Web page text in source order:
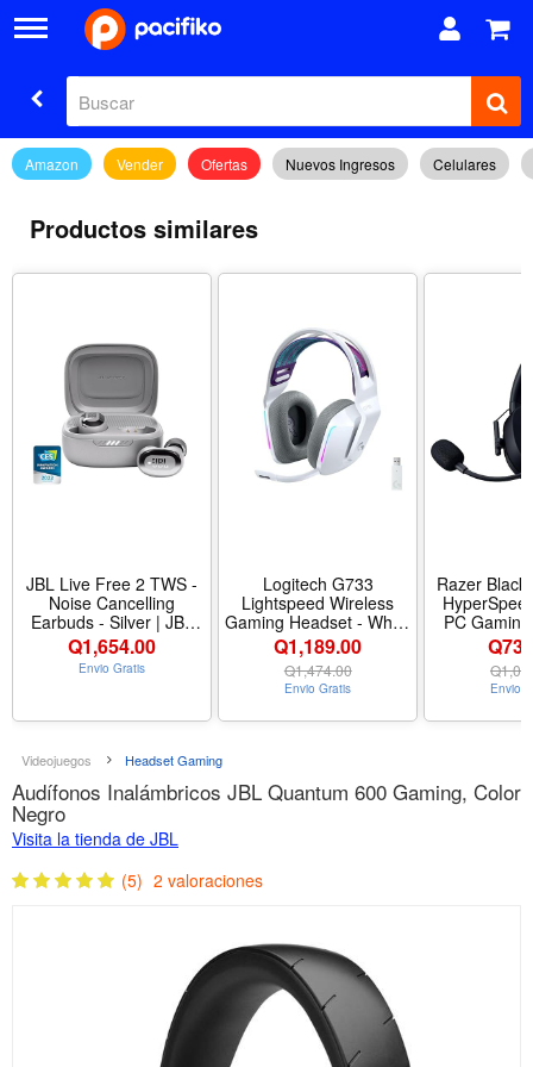
Amazon Vender Ofertas Nuevos Ingresos Celulares
Productos similares
JBL Live Free 2 TWS -
Noise Cancelling
Earbuds - Silver | JBL
Signature Sound, True
Adaptive Noise
Cancelling with Smart
of playback with wireless
Q1,654.00
Envio Gratis
Logitech G733
Lightspeed Wireless
Gaming Headset - White
| Suspension headband,
LIGHTSYNC RGB, Blue
VO!CE mic technology,
PRO-G audio drivers -
Color White - Diseño
Q1,189.00
Q1,474.00
Envio Gratis
Razer
PC
Black |
Cardioid
Bluetooth,
with Mac,
Switch,
Q
Envio
Videojuegos Headset Gaming
Audífonos Inalámbricos JBL Quantum 600 Gaming, Color
Negro
Visita la tienda de JBL
(5) 2 valoraciones